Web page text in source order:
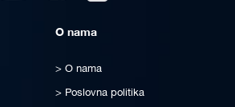
O nama
O nama
Poslovna politika